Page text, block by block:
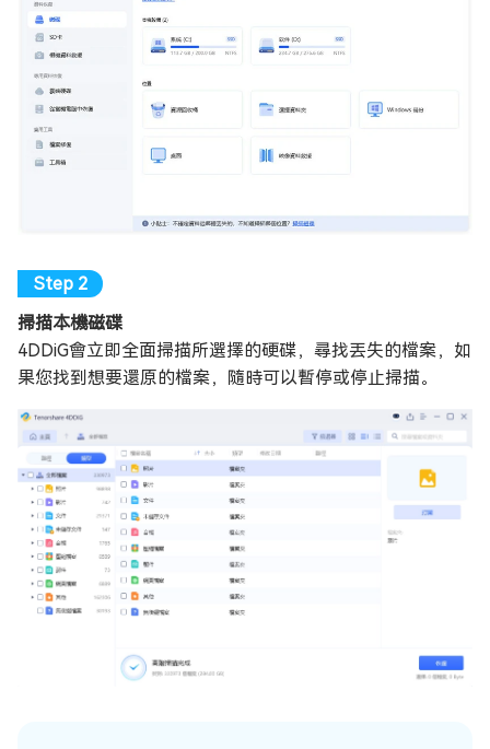
掃描本機磁碟
4DDiG會立即全面掃描所選擇的硬碟，尋找丟失的檔案，如
果您找到想要還原的檔案，隨時可以暫停或停止掃描。